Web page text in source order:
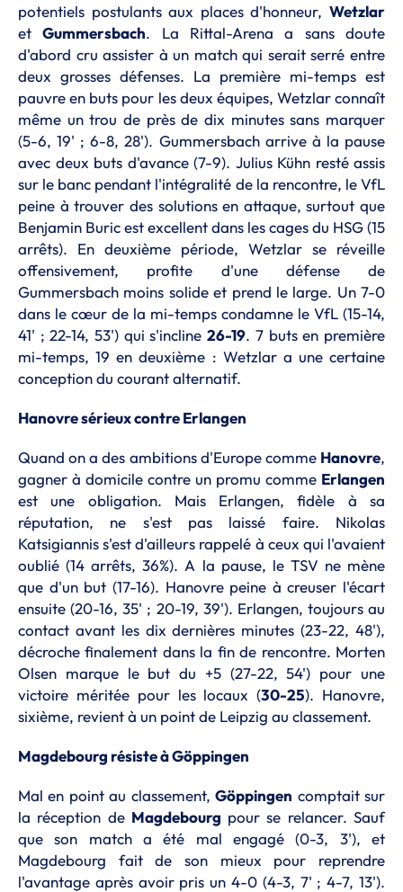
potentiels postulants aux places d'honneur, Wetzlar
etGummersbach. La Rittal-Arena a sans doute
d'abord cru assister à un match qui serait serré entre
deux grosses défenses. La première mi-temps est
pauvre en buts pour les deux équipes, Wetzlar connaît
même un trou de près de dix minutes sans marquer
(5-6, 19' ; 6-8, 28'). Gummersbach arrive à la pause
avec deux buts d'avance (7-9). Julius Kühn resté assis
sur le banc pendant l'intégralité de la rencontre, le VfL
peine à trouver des solutions en attaque, surtout que
Benjamin Buric est excellent dans les cages du HSG (15
arrêts). En deuxième période, Wetzlar se réveille
offensivement, profite d'une défense de
Gummersbach moins solide et prend le large. Un 7-0
dans le cœur de la mi-temps condamne le VfL (15-14,
41' ; 22-14, 53') qui s'incline26-19. 7 buts en première
mi-temps, 19 en deuxième : Wetzlar a une certaine
conception du courant alternatif.
Hanovre sérieux contre Erlangen
Quand on a des ambitions d'Europe comme Hanovre,
gagner à domicile contre un promu comme Erlangen
est une obligation. Mais Erlangen, fidèle à sa
réputation, ne s'est pas laissé faire. Nikolas
Katsigiannis s'est d'ailleurs rappelé à ceux qui l'avaient
oublié (14 arrêts, 36%). A la pause, le TSV ne mène
que d'un but (17-16). Hanovre peine à creuser l'écart
ensuite (20-16, 35' ; 20-19, 39'). Erlangen, toujours au
contact avant les dix dernières minutes (23-22, 48'),
décroche finalement dans la fin de rencontre. Morten
Olsen marque le but du +5 (27-22, 54') pour une
victoire méritée pour les locaux (30-25). Hanovre,
sixième, revient à un point de Leipzig au classement.
Magdebourg résiste à Göppingen
Mal en point au classement,Göppingen comptait sur
la réception de Magdebourg pour se relancer. Sauf
que son match a été mal engagé (0-3, 3'), et
Magdebourg fait de son mieux pour reprendre
l'avantage après avoir pris un 4-0 (4-3, 7' ; 4-7, 13').